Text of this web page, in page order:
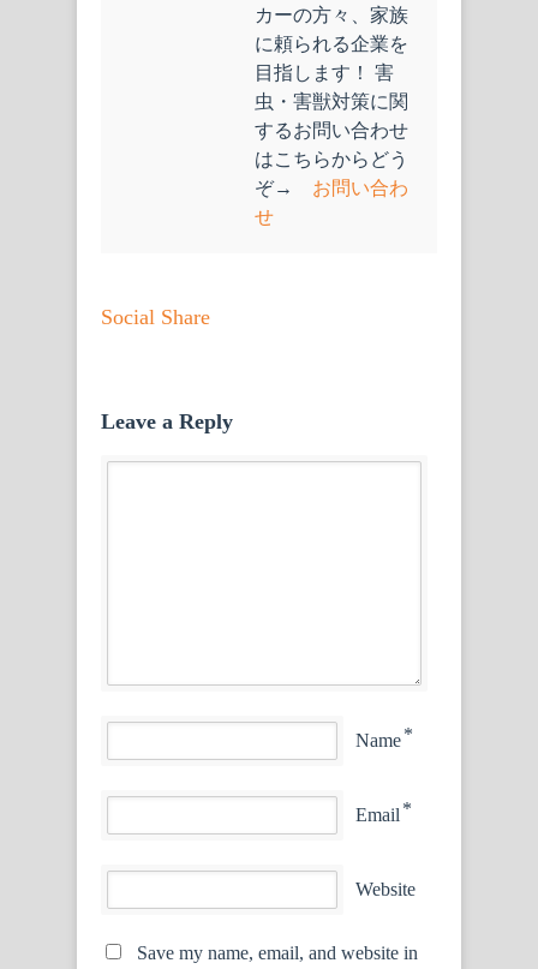
カーの方々、家族
に頼られる企業を
目指します！ 害
虫・害獣対策に関
するお問い合わせ
はこちらからどう
ぞ→ お問い合わ
せ
Social Share
Leave a Reply
Name*
Email *
Website
Save my name, email, and website in